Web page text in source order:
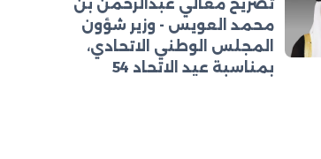
تصريح معالي عبدالرحمن بن
محمد العويس - وزير شؤون
المجلس الوطني الاتحادي،
بمناسبة عيد الاتحاد 54